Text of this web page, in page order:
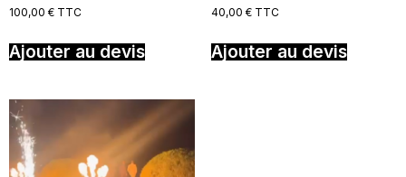
100,00 € TTC
Ajouter au devis
40,00 € TTC
Ajouter au devis